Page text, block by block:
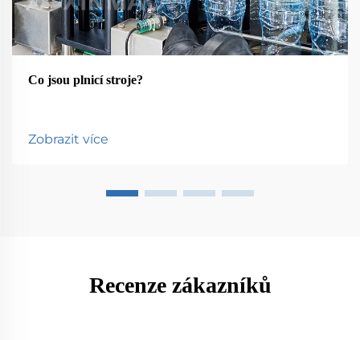
Co jsou plnicí stroje?
Zobrazit více
Recenze zákazníků